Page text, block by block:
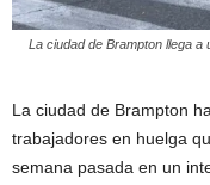
La ciudad de Brampton llega a
La ciudad de Brampton
trabajadores en huelga
semana pasada en un